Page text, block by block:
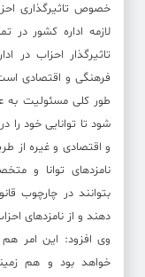
خصوص تاثیرگذاری
لازمه اداره کشور در
تاثیرگذار احزاب در
فرهنگی و اقتصادی
طور کلی مسئولیت به
شود تا توانایی خود
و اقتصادی و غیره از
نامزدهای توانا و
بتوانند در چارچوب
دهند و از نامزدهای
وی افزود: این امر
خواهد بود و هم